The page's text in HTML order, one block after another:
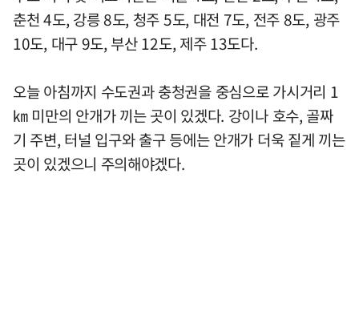
춘천 4도, 강릉 8도, 청주 5도, 대전 7도, 전주 8도, 광주
10도, 대구 9도, 부산 12도, 제주 13도다.
오늘 아침까지 수도권과 충청권을 중심으로 가시거리 1
㎞ 미만의 안개가 끼는 곳이 있겠다. 강이나 호수, 골짜
기 주변, 터널 입구와 출구 등에는 안개가 더욱 짙게 끼는
곳이 있겠으니 주의해야겠다.